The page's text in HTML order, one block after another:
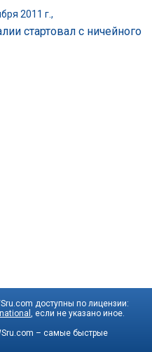
2011 г.,
стартовал с ничейного
доступны по лицензии:
, если не указано иное.
– самые быстрые